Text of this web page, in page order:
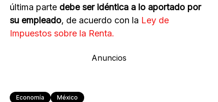
última parte debe ser idéntica a lo aportado por
su empleado, de acuerdo con la Ley de
Impuestos sobre la Renta.
Anuncios
Economía México